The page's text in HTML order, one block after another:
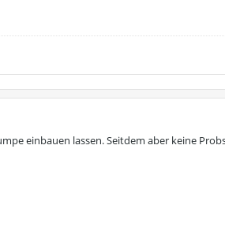
einbauen lassen. Seitdem aber keine